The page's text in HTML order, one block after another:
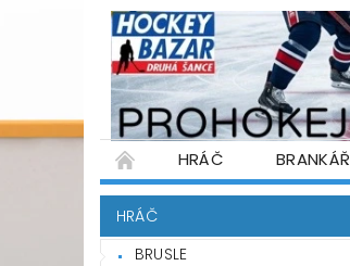
HRÁČ BRANKÁŘ
PŮJČOVNA HOKEJOVÉ
PODMÍNKY OCHRANY
HRÁČ
BRUSLE